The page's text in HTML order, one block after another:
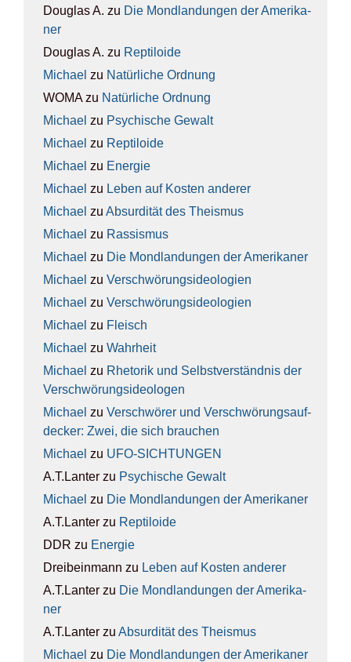
Douglas A. zu Die Mond­lan­dun­gen der Ame­ri­ka­
ner
Douglas A. zu Rep­ti­lo­ide
Michael zu Natür­li­che Ord­nung
WOMAzu Natür­li­che Ord­nung
Michael zu Psy­chi­sche Gewalt
Michael zu Rep­ti­lo­ide
Michael zu Ener­gie
Michael zu Leben auf Kos­ten ande­rer
Michael zu Absur­di­tät des The­is­mus
Michael zu Ras­sis­mus
Michael zu Die Mond­lan­dun­gen der Ame­ri­ka­ner
Michael zu Ver­schwö­rungs­ideo­lo­gien
Michael zu Ver­schwö­rungs­ideo­lo­gien
Michael zu Fleisch
Michael zu Wahr­heit
Michael zu Rhe­to­rik und Selbst­ver­ständ­nis der
Ver­schwö­rungs­ideo­lo­gen
Michael zu Ver­schwö­rer und Ver­schwö­rungs­auf­
de­cker: Zwei, die sich brau­chen
Michael zu UFO-SICH­TUN­GEN
A.T.Lanter zu Psy­chi­sche Gewalt
Michael zu Die Mond­lan­dun­gen der Ame­ri­ka­ner
A.T.Lanter zu Rep­ti­lo­ide
DDR zu Ener­gie
Dreibeinmann zu Leben auf Kos­ten ande­rer
A.T.Lanter zu Die Mond­lan­dun­gen der Ame­ri­ka­
ner
A.T.Lanter zu Absur­di­tät des The­is­mus
Michael zu Die Mond­lan­dun­gen der Ame­ri­ka­ner